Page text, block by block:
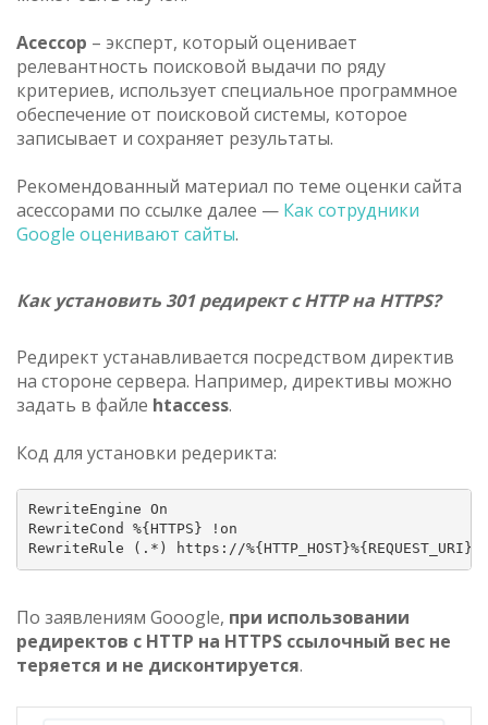
Асессор – эксперт, который оценивает
релевантность поисковой выдачи по ряду
критериев, использует специальное программное
обеспечение от поисковой системы, которое
записывает и сохраняет результаты.
Рекомендованный материал по теме оценки сайта
асессорами по ссылке далее — Как сотрудники
Google оценивают сайты.
Как установить 301 редирект с HTTP на HTTPS?
Редирект устанавливается посредством директив
на стороне сервера. Например, директивы можно
задать в файле htaccess.
Код для установки редерикта:
RewriteEngine On
RewriteCond %{HTTPS} !on
RewriteRule (.*) https://%{HTTP_HOST}%{REQUEST_URI}
По заявлениям Gooogle, при использовании
редиректов с HTTP на HTTPS ссылочный вес не
теряется и не дисконтируется.